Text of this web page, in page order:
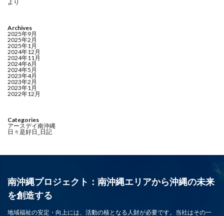
より
Archives
2025年9月
2025年2月
2025年1月
2024年12月
2024年11月
2024年6月
2024年5月
2023年4月
2023年2月
2023年1月
2022年12月
Categories
アースデイ南沖縄
日々是好日_日記
南沖縄プロジェクト：南沖縄エリアから沖縄の未来
を創造する
地域福祉の安定・向上には、活動の核となる人財が必要です。当社はその一